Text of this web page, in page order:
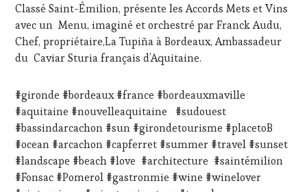
INVITATIONS
DÉGUSTATIONS,
WINE
TASTING,
STREAMING,
MASTERCLASS,
MÉDIAS,
PRESSE
ÉCRITE,
RADIO,
TV,
WEB,
Classé Saint-Émilion, présente les Accords Mets et Vins
avec un Menu, imaginé et orchestré par Franck Audu,
Chef, propriétaire,La Tupiña à Bordeaux, Ambassadeur
du Caviar Sturia français d’Aquitaine.
#gironde #bordeaux #france #bordeauxmaville
#aquitaine #nouvelleaquitaine #sudouest
#bassindarcachon #sun #girondetourisme #placetoB
#ocean #arcachon #capferret #summer #travel #sunset
#landscape #beach #love #architecture #saintémilion
#Fonsac #Pomerol #gastronmie #wine #winelover